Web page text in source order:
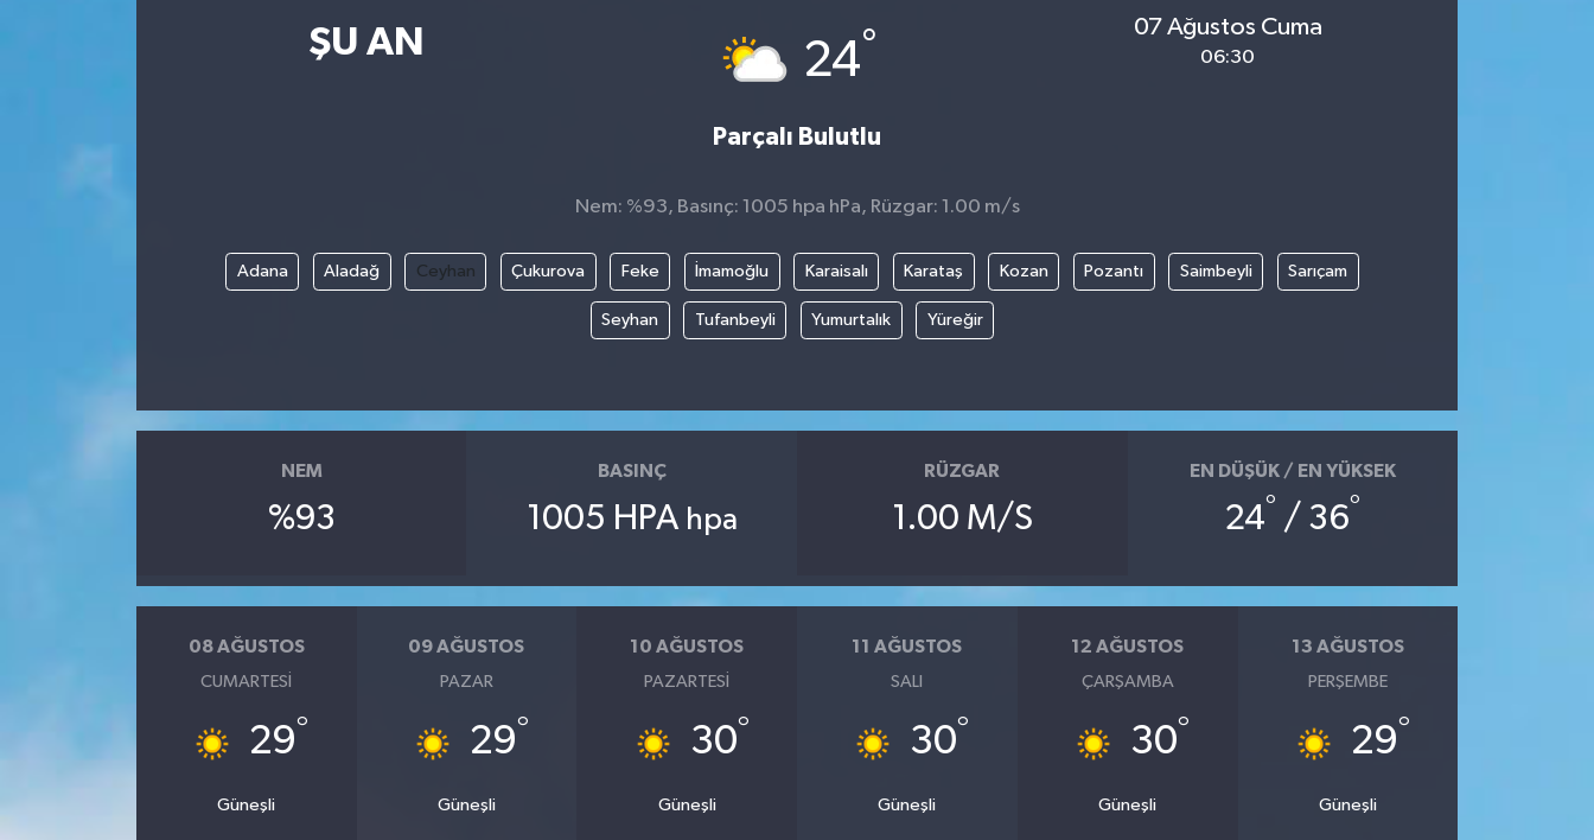
ŞU AN 24°
Parçalı Bulutlu
07 Ağustos Cuma
06:30
Nem: %93, Basınç: 1005 hpa hPa, Rüzgar: 1.00 m/s
Adana Aladağ Ceyhan Çukurova Feke İmamoğlu Karaisalı Karataş Kozan Pozantı Saimbeyli Sarıçam
Seyhan Tufanbeyli Yumurtalık Yüreğir
NEM
%93
BASINÇ
1005 HPA hpa
RÜZGAR
1.00 M/S
EN DÜŞÜK / EN YÜKSEK
24° / 36°
08 AĞUSTOS
CUMARTESI
29°
Güneşli
09 AĞUSTOS
PAZAR
29°
Güneşli
10 AĞUSTOS
PAZARTESI
30°
Güneşli
11 AĞUSTOS
SALI
30°
Güneşli
12 AĞUSTOS
ÇARŞAMBA
30°
Güneşli
13 AĞUSTOS
PERŞEMBE
29°
Güneşli